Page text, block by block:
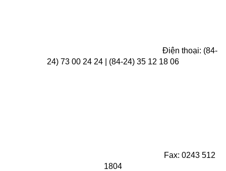
Điện thoại: (84-
24) 73 00 24 24 | (84-24) 35 12 18 06
Fax: 0243 512
1804